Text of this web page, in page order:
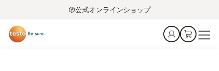
公式オンラインショップ